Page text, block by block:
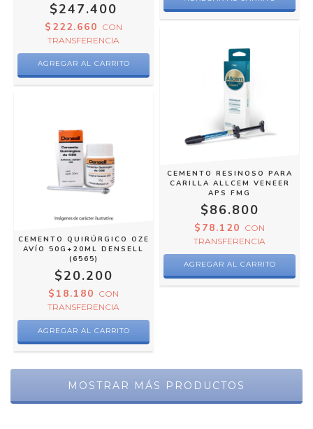
$247.400
$222.660 CON
TRANSFERENCIA
AGREGAR AL CARRITO
CEMENTO QUIRÚRGICO OZE
AVÍO 50G+20ML DENSELL
(6565)
$20.200
$18.180 CON
TRANSFERENCIA
CEMENTO RESINOSO PARA
CARILLA ALLCEM VENEER
APS FMG
$86.800
$78.120 CON
TRANSFERENCIA
AGREGAR AL CARRITO
MOSTRAR MÁS PRODUCTOS